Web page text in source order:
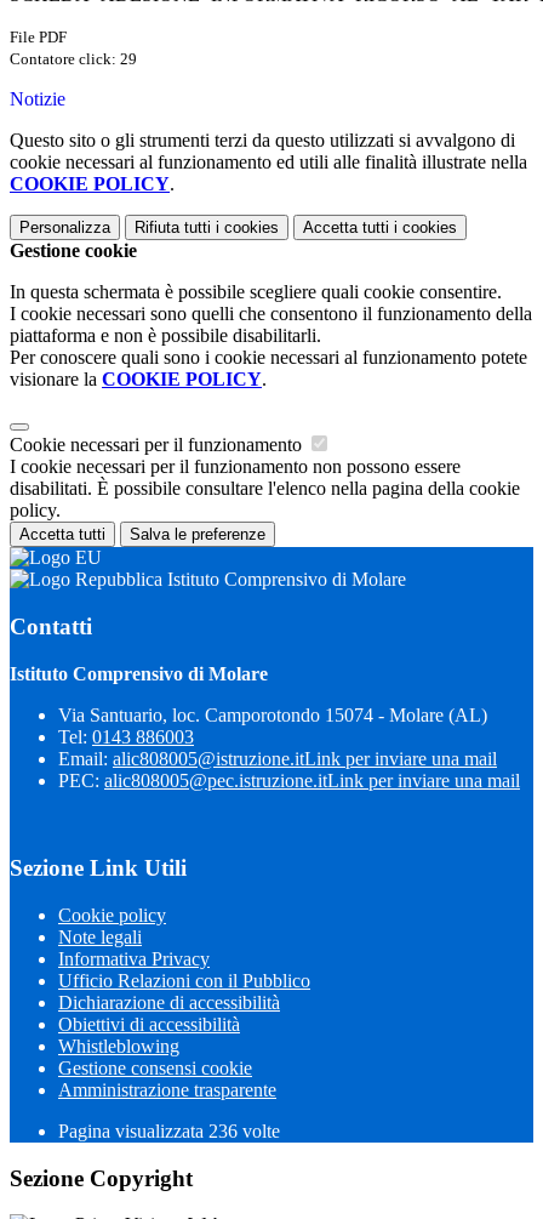
File PDF
Contatore click: 29
Notizie
Questo sito o gli strumenti terzi da questo utilizzati si avvalgono di
cookie necessari al funzionamento ed utili alle finalità illustrate nella
COOKIE POLICY.
Personalizza Rifiuta tutti i cookies Accetta tutti i cookies
Gestione cookie
In questa schermata è possibile scegliere quali cookie consentire.
I cookie necessari sono quelli che consentono il funzionamento della
piattaforma e non è possibile disabilitarli.
Per conoscere quali sono i cookie necessari al funzionamento potete
visionare la COOKIE POLICY.
Cookie necessari per il funzionamento
I cookie necessari per il funzionamento non possono essere
disabilitati. È possibile consultare l'elenco nella pagina della cookie
policy.
Accetta tutti Salva le preferenze
Istituto Comprensivo di Molare
Contatti
Istituto Comprensivo di Molare
Via Santuario, loc. Camporotondo 15074 - Molare (AL)
Tel: 0143 886003
Email: alic808005@istruzione.itLink per inviare una mail
PEC: alic808005@pec.istruzione.itLink per inviare una mail
Sezione Link Utili
Cookie policy
Note legali
Informativa Privacy
Ufficio Relazioni con il Pubblico
Dichiarazione di accessibilità
Obiettivi di accessibilità
Whistleblowing
Gestione consensi cookie
Amministrazione trasparente
Pagina visualizzata 236 volte
Sezione Copyright